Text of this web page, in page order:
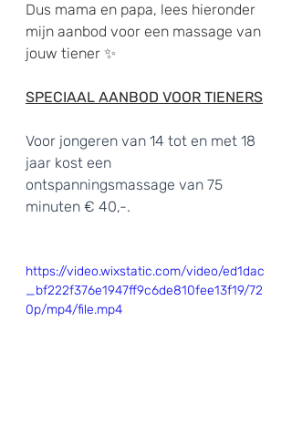
Dus mama en papa, lees hieronder
mijn aanbod voor een massage van
jouw tiener ✨
SPECIAAL AANBOD VOOR TIENERS
Voor jongeren van 14 tot en met 18
jaar kost een
ontspanningsmassage van 75
minuten € 40,-.
https://video.wixstatic.com/video/ed1dac
_bf222f376e1947ff9c6de810fee13f19/72
0p/mp4/file.mp4